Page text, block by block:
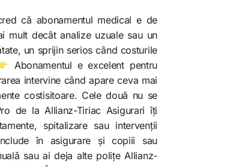
că abonamentul medical e de
mult decât analize uzuale sau un
un sprijin serios când costurile
Abonamentul e excelent pentru
intervine când apare ceva mai
costisitoare. Cele două nu se
de la Allianz-Tiriac Asigurari îți
spitalizare sau intervenții
în asigurare și copiii sau
sau ai deja alte polițe Allianz-